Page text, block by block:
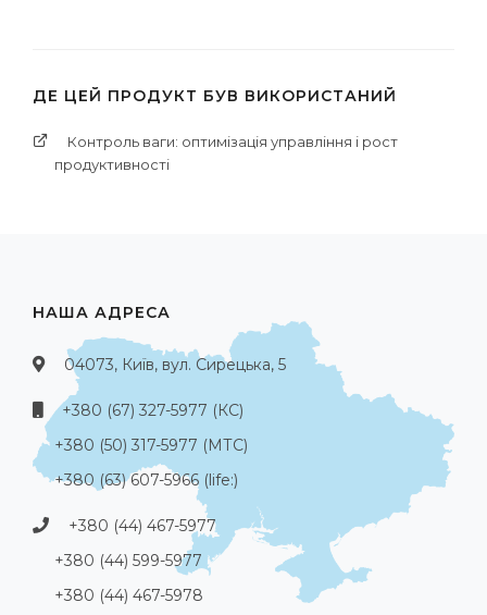
ДЕ ЦЕЙ ПРОДУКТ БУВ ВИКОРИСТАНИЙ
Контроль ваги: оптимізація управління і рост
продуктивності
НАША АДРЕСА
04073, Київ, вул. Сирецька, 5
+380 (67) 327-5977 (КС)
+380 (50) 317-5977 (МТС)
+380 (63) 607-5966 (life:)
+380 (44) 467-5977
+380 (44) 599-5977
+380 (44) 467-5978